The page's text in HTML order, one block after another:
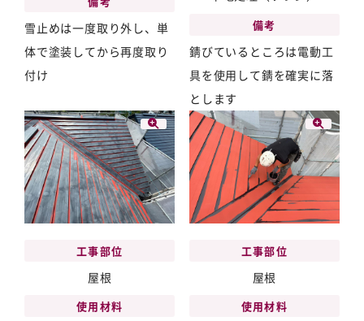
雪止めは一度取り外し、単
体で塗装してから再度取り
付け
備考
錆びているところは電動工
具を使用して錆を確実に落
とします
工事部位
屋根
使用材料
工事部位
屋根
使用材料